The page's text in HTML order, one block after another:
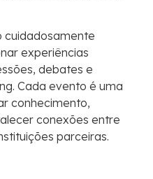
cuidadosamente
experiências
debates e
Cada evento é uma
conhecimento,
conexões entre
parceiras.